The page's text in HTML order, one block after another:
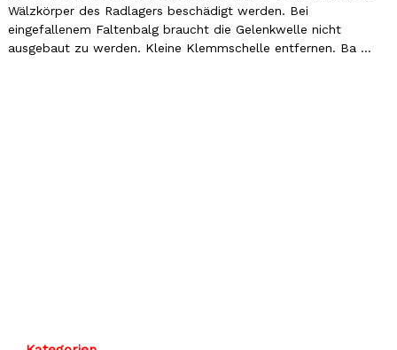
Wälzkörper des Radlagers beschädigt werden. Bei
eingefallenem Faltenbalg braucht die Gelenkwelle nicht
ausgebaut zu werden. Kleine Klemmschelle entfernen. Ba ...